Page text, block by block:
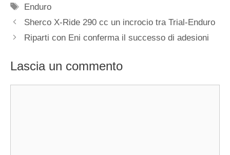
Tag
Enduro
Sherco X-Ride 290 cc un incrocio tra Trial-Enduro
Riparti con Eni conferma il successo di adesioni
Lascia un commento